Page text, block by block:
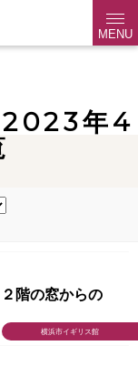
MENU
2023年4
横浜市イギリス館
階の窓からの